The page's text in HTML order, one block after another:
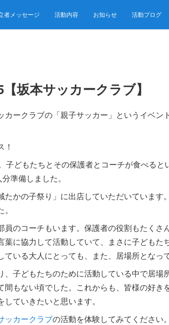
者メッセージ 活動内容 お知らせ 活動ブログ
坂本サッカークラブ】
ークラブの「親子サッカー」というイベン
子どもたちとその保護者とコーチが食べると
準備しました。
たかの子祭り」に出店していただいています
員のコーチもいます。保護者の役割もたくさ
に協力して活動していて、まさに子どもた
いる大人にとっても、また、居場所となっ
子どもたちのために活動している中で居場
もない頃でした。これからも、皆様の好き
ていきたいと思います。
ッカークラブの活動を体験してみてください。